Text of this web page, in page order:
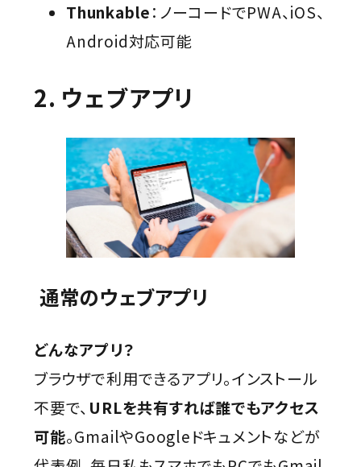
Thunkable：ノーコードでPWA、iOS、
Android対応可能
2. ウェブアプリ
通常のウェブアプリ
どんなアプリ？
ブラウザで利用できるアプリ。インストール
不要で、 URLを共有すれば誰でもアクセス
可能。GmailやGoogleドキュメントなどが